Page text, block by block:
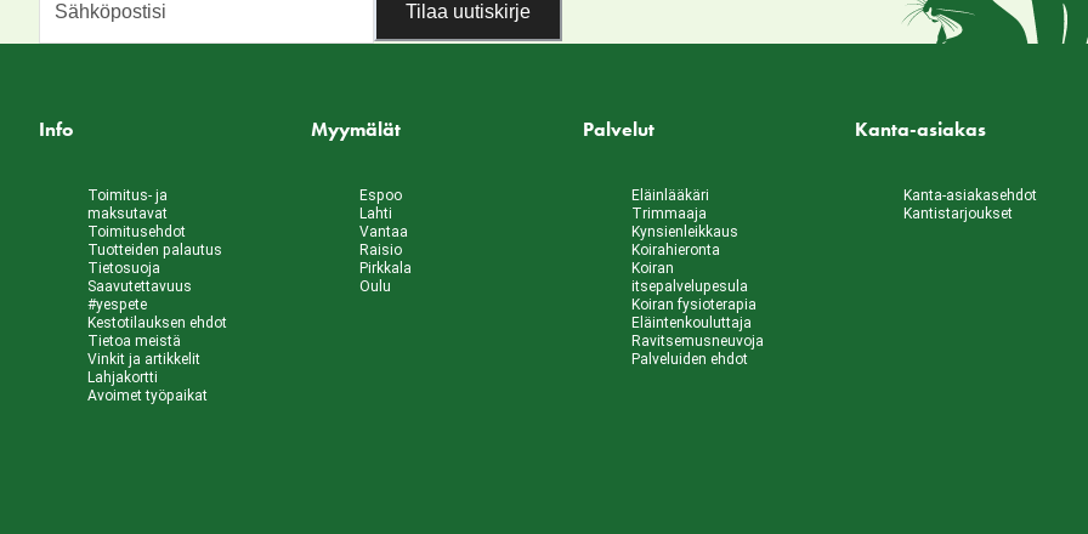
Tilaa uutiskirje
Info
Toimitus- ja
maksutavat
Toimitusehdot
Tuotteiden palautus
Tietosuoja
Saavutettavuus
#yespete
Kestotilauksen ehdot
Tietoa meistä
Vinkit ja artikkelit
Lahjakortti
Avoimet työpaikat
Myymälät
Espoo
Lahti
Vantaa
Raisio
Pirkkala
Oulu
Palvelut
Eläinlääkäri
Trimmaaja
Kynsienleikkaus
Koirahieronta
Koiran
itsepalvelupesula
Koiran fysioterapia
Eläintenkouluttaja
Ravitsemusneuvoja
Palveluiden ehdot
Kanta-asiakas
Kanta-asiakasehdot
Kantistarjoukset